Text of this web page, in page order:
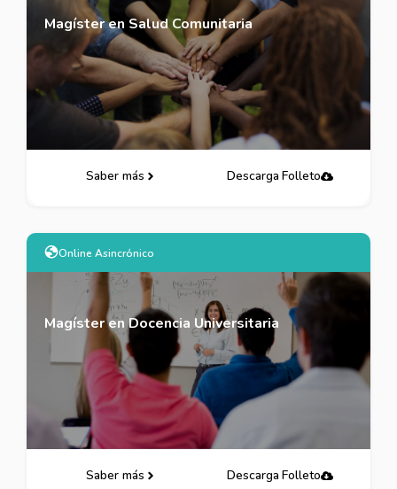
Magíster en Salud Comunitaria
Saber más Descarga Folleto
Online Asincrónico
Magíster en Docencia Universitaria
Saber más Descarga Folleto